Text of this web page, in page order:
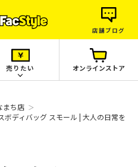
店舗ブログ
売りたい オンラインストア
まち店
ボディバッグ スモール | 大人の日常を